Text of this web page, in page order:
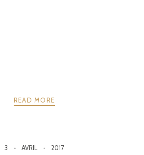
READ MORE
3 AVRIL 2017